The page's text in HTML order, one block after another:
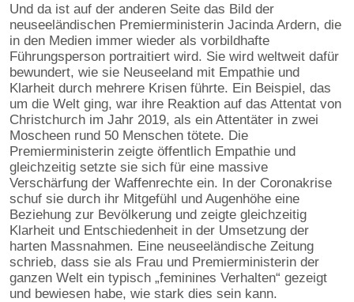
Und da ist auf der anderen Seite das Bild der
neuseeländischen Premierministerin Jacinda Ardern, die
in den Medien immer wieder als vorbildhafte
Führungsperson portraitiert wird. Sie wird weltweit dafür
bewundert, wie sie Neuseeland mit Empathie und
Klarheit durch mehrere Krisen führte. Ein Beispiel, das
um die Welt ging, war ihre Reaktion auf das Attentat von
Christchurch im Jahr 2019, als ein Attentäter in zwei
Moscheen rund 50 Menschen tötete. Die
Premierministerin zeigte öffentlich Empathie und
gleichzeitig setzte sie sich für eine massive
Verschärfung der Waffenrechte ein. In der Coronakrise
schuf sie durch ihr Mitgefühl und Augenhöhe eine
Beziehung zur Bevölkerung und zeigte gleichzeitig
Klarheit und Entschiedenheit in der Umsetzung der
harten Massnahmen. Eine neuseeländische Zeitung
schrieb, dass sie als Frau und Premierministerin der
ganzen Welt ein typisch „feminines Verhalten“ gezeigt
und bewiesen habe, wie stark dies sein kann.